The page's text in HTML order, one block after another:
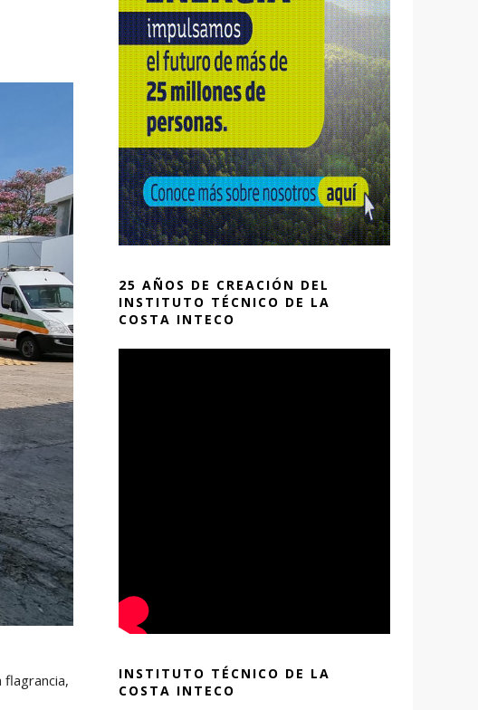
25 AÑOS DE CREACIÓN DEL
INSTITUTO TÉCNICO DE LA
COSTA INTECO
INSTITUTO TÉCNICO DE LA
COSTA INTECO